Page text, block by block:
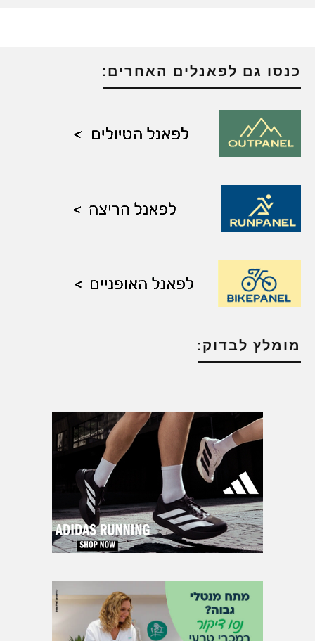
כנסו גם לפאנלים האחרים:
מומלץ לבדוק: